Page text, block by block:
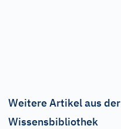
Weitere Artikel aus der
Wissensbibliothek